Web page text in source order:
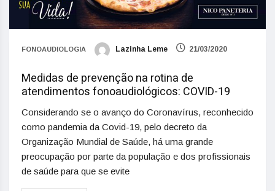
FONOAUDIOLOGIA Lazinha Leme 21/03/2020
Medidas de prevenção na rotina de
atendimentos fonoaudiológicos: COVID-19
Considerando se o avanço do Coronavírus, reconhecido
como pandemia da Covid-19, pelo decreto da
Organização Mundial de Saúde, há uma grande
preocupação por parte da população e dos profissionais
de saúde para que se evite